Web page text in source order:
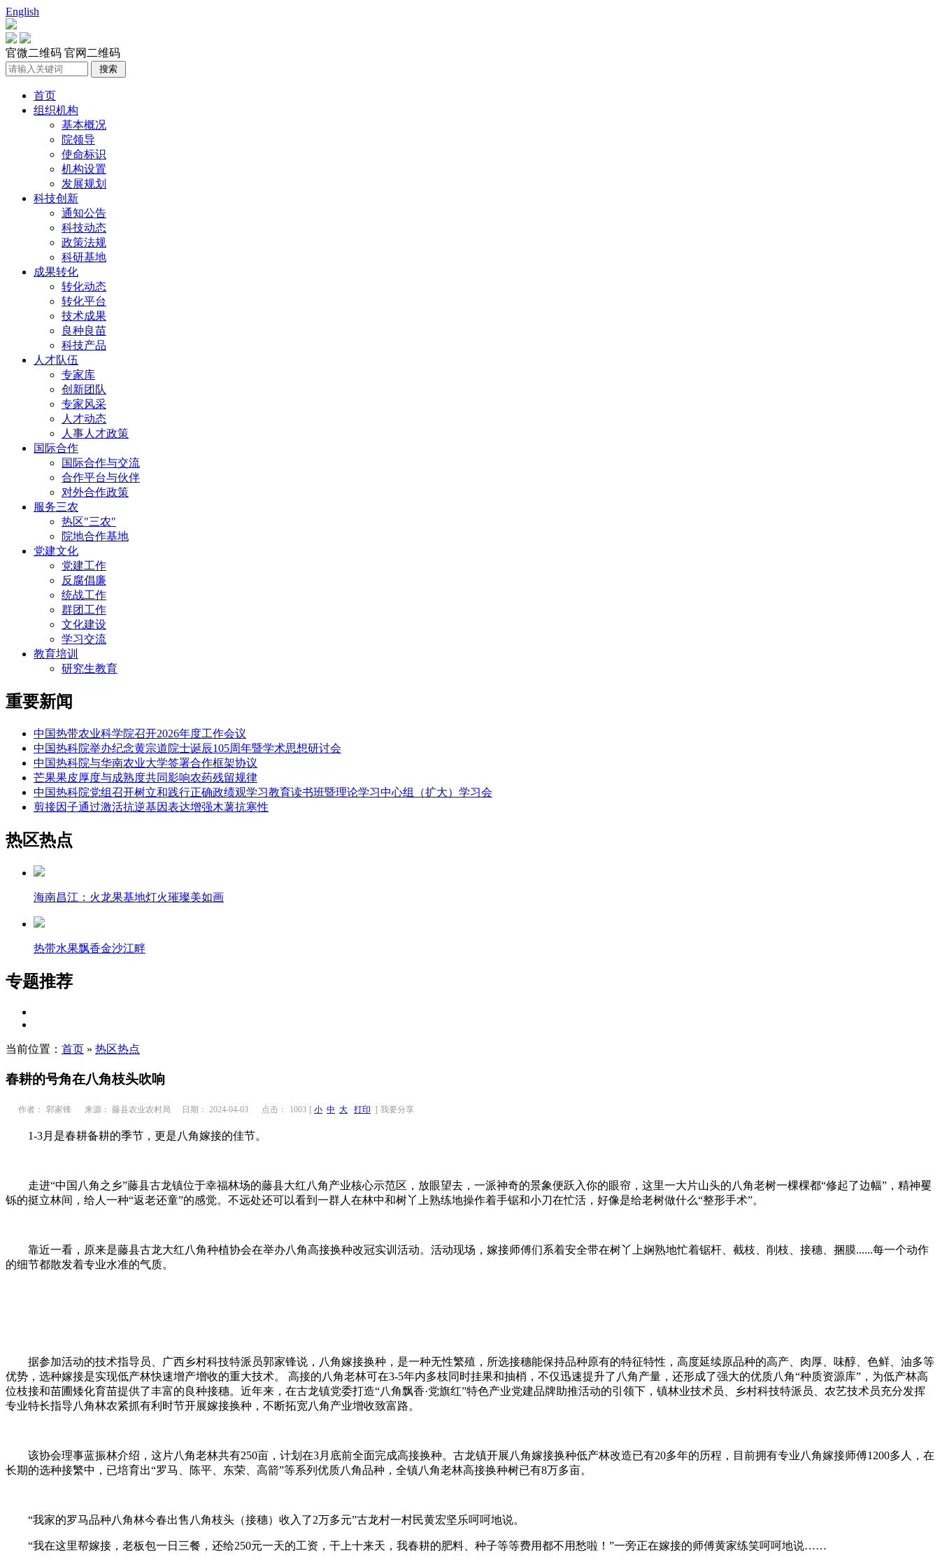
English
官微二维码 官网二维码
首页
组织机构
基本概况
院领导
使命标识
机构设置
发展规划
科技创新
通知公告
科技动态
政策法规
科研基地
成果转化
转化动态
转化平台
技术成果
良种良苗
科技产品
人才队伍
专家库
创新团队
专家风采
人才动态
人事人才政策
国际合作
国际合作与交流
合作平台与伙伴
对外合作政策
服务三农
热区"三农"
院地合作基地
党建文化
党建工作
反腐倡廉
统战工作
群团工作
文化建设
学习交流
教育培训
研究生教育
重要新闻
中国热带农业科学院召开2026年度工作会议
中国热科院举办纪念黄宗道院士诞辰105周年暨学术思想研讨会
中国热科院与华南农业大学签署合作框架协议
芒果果皮厚度与成熟度共同影响农药残留规律
中国热科院党组召开树立和践行正确政绩观学习教育读书班暨理论学习中心组（扩大）学习会
剪接因子通过激活抗逆基因表达增强木薯抗寒性
热区热点
海南昌江：火龙果基地灯火璀璨美如画
热带水果飘香金沙江畔
专题推荐
当前位置： 首页 » 热区热点
春耕的号角在八角枝头吹响
作者： 郭家锋 来源： 藤县农业农村局 日期： 2024-04-03 点击： 1003 [ 小 中 大 打印 ] 我要分享
1-3月是春耕备耕的季节，更是八角嫁接的佳节。
走进“中国八角之乡”藤县古龙镇位于幸福林场的藤县大红八角产业核心示范区，放眼望去，一派神奇的景象便跃入你的眼帘，这里一大片山头的八角老树一棵棵都“修起了边幅”，精神矍
铄的挺立林间，给人一种“返老还童”的感觉。不远处还可以看到一群人在林中和树丫上熟练地操作着手锯和小刀在忙活，好像是给老树做什么“整形手术”。
靠近一看，原来是藤县古龙大红八角种植协会在举办八角高接换种改冠实训活动。活动现场，嫁接师傅们系着安全带在树丫上娴熟地忙着锯杆、截枝、削枝、接穗、捆膜......每一个动作
的细节都散发着专业水准的气质。
据参加活动的技术指导员、广西乡村科技特派员郭家锋说，八角嫁接换种，是一种无性繁殖，所选接穗能保持品种原有的特征特性，高度延续原品种的高产、肉厚、味醇、色鲜、油多等
优势，选种嫁接是实现低产林快速增产增收的重大技术。 高接的八角老林可在3-5年内多枝同时挂果和抽梢，不仅迅速提升了八角产量，还形成了强大的优质八角“种质资源库”，为低产林高
位枝接和苗圃矮化育苗提供了丰富的良种接穗。近年来，在古龙镇党委打造“八角飘香·党旗红”特色产业党建品牌助推活动的引领下，镇林业技术员、乡村科技特派员、农艺技术员充分发挥
专业特长指导八角林农紧抓有利时节开展嫁接换种，不断拓宽八角产业增收致富路。
该协会理事蓝振林介绍，这片八角老林共有250亩，计划在3月底前全面完成高接换种。古龙镇开展八角嫁接换种低产林改造已有20多年的历程，目前拥有专业八角嫁接师傅1200多人，在
长期的选种接繁中，已培育出“罗马、陈平、东荣、高箭”等系列优质八角品种，全镇八角老林高接换种树已有8万多亩。
“我家的罗马品种八角林今春出售八角枝头（接穗）收入了2万多元”古龙村一村民黄宏坚乐呵呵地说。
“我在这里帮嫁接，老板包一日三餐，还给250元一天的工资，干上十来天，我春耕的肥料、种子等等费用都不用愁啦！”一旁正在嫁接的师傅黄家练笑呵呵地说……